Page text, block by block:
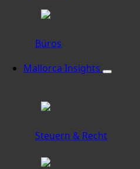
Büros
Mallorca Insights
Steuern & Recht